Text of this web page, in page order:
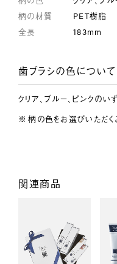
柄の材質
PET樹脂
全長
183mm
歯ブラシの色について
クリア、ブルー、ピンクのい
柄の色をお選びいただく
関連商品